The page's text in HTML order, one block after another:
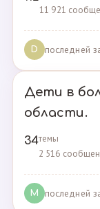
11 921
D последней
Дети в
области.
34темы
2 516
M последней